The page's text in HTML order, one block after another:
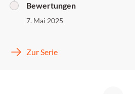
Bewertungen
7. Mai 2025
Zur Serie